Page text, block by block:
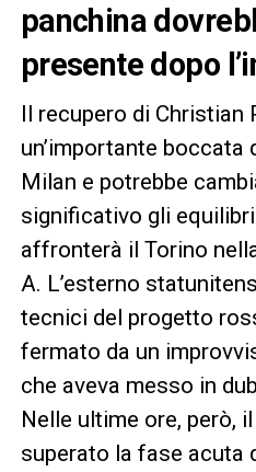
panchina
presente dopo
Il recupero di Christian
un’importante boccata
Milan e potrebbe
significativo gli
affronterà il Torino
A. L’esterno
tecnici del progetto
fermato da un
che aveva messo in
Nelle ultime ore, però,
superato la fase acuta